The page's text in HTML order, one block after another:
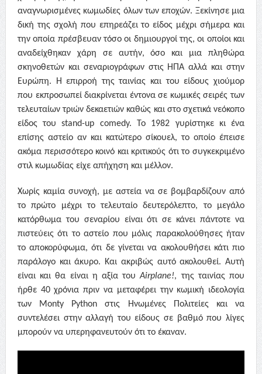
αναγνωρισμένες κωμωδίες όλων των εποχών. Ξεκίνησε μια
δική της σχολή που επηρεάζει το είδος μέχρι σήμερα και
την οποία πρέσβευαν τόσο οι δημιουργοί της, οι οποίοι και
αναδείχθηκαν χάρη σε αυτήν, όσο και μια πληθώρα
σκηνοθετών και σεναριογράφων στις ΗΠΑ αλλά και στην
Ευρώπη. Η επιρροή της ταινίας και του είδους χιούμορ
που εκπροσωπεί διακρίνεται έντονα σε κωμικές σειρές των
τελευταίων τριών δεκαετιών καθώς και στο σχετικά νεόκοπο
είδος τουstand-up comedy.Το 1982 γυρίστηκε κι ένα
επίσης αστείο αν και κατώτερο σίκουελ, το οποίο έπεισε
ακόμα περισσότερο κοινό και κριτικούς ότι το συγκεκριμένο
στιλ κωμωδίας είχε απήχηση και μέλλον.
Χωρίς καμία συνοχή, με αστεία να σε βομβαρδίζουν από
το πρώτο μέχρι το τελευταίο δευτερόλεπτο, το μεγάλο
κατόρθωμα του σεναρίου είναι ότι σε κάνει πάντοτε να
πιστεύεις ότι το αστείο που μόλις παρακολούθησες ήταν
το αποκορύφωμα, ότι δε γίνεται να ακολουθήσει κάτι πιο
παράλογο και άκυρο. Και ακριβώς αυτό ακολουθεί. Αυτή
είναι και θα είναι η αξία τουAirplane!,της ταινίας που
ήρθε 40 χρόνια πριν να μεταφέρει την κωμική ιδεολογία
των
Monty Pythonστις Ηνωμένες Πολιτείες και να
συντελέσει στην αλλαγή του είδους σε βαθμό που λίγες
μπορούν να υπερηφανευτούν ότι το έκαναν.